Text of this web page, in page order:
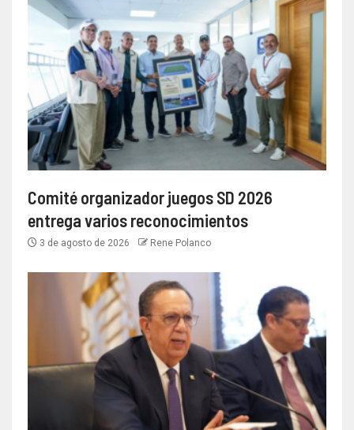
Comité organizador juegos SD 2026
entrega varios reconocimientos
3 de agosto de 2026 Rene Polanco